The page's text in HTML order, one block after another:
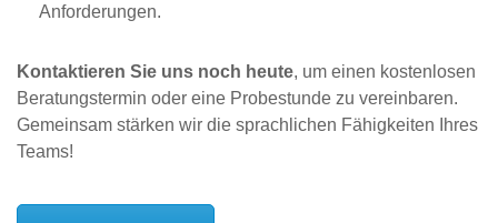
Anforderungen.
Kontaktieren Sie uns noch heute, um einen kostenlosen
Beratungstermin oder eine Probestunde zu vereinbaren.
Gemeinsam stärken wir die sprachlichen Fähigkeiten Ihres
Teams!